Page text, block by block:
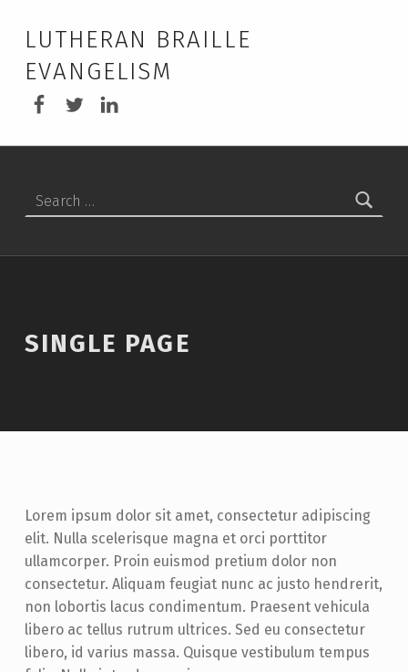
LUTHERAN BRAILLE
EVANGELISM
LBEA Facebook
LBEA on Twitter
LBEA on Linkedin
SINGLE PAGE
Lorem ipsum dolor sit amet, consectetur adipiscing
elit. Nulla scelerisque magna et orci porttitor
ullamcorper. Proin euismod pretium dolor non
consectetur. Aliquam feugiat nunc ac justo hendrerit,
non lobortis lacus condimentum. Praesent vehicula
libero ac tellus rutrum ultrices. Sed eu consectetur
libero, id varius massa. Quisque vestibulum tempus